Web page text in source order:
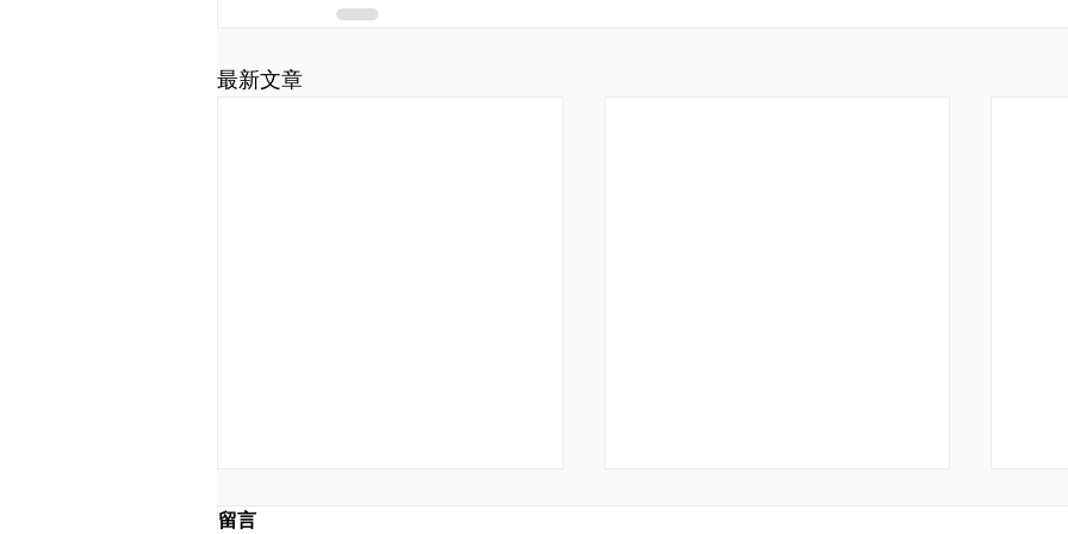
最新文章
留言